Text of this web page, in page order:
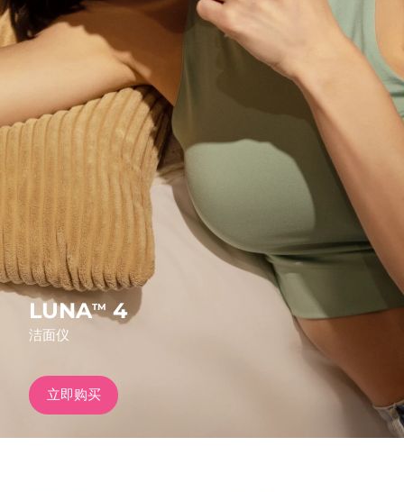
LUNATM4
洁面仪
立即购买
我的地址
我的订阅
issa™ Teeth Whitening Set
FAQ™ Dual LED Panel
热门产品
特别优惠
红光疗法
Türkçe
简体中文 繁體中文
发货国家
美国 10/08/2026
英国 预计送达日期 09/08/2026
西班牙 09/08/2026
澳大利亚 预计送达日期12/08/2026
法国 预计送达日期 09/08/2026
德国 预计送达日期09/08/2026
加拿大 13/08/2026